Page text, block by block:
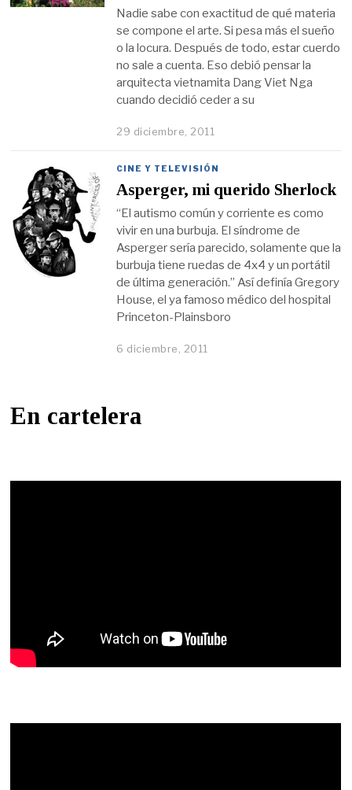
Nadie sabe con exactitud de qué materia
se compone el arte. Si pesa más el sueño
o la locura. Después de todo, estar cuerdo
no sale a cuenta. Eso debió pensar la
arquitecta vietnamita Dang Viet Nga
cuando decidió ceder a su
29 diciembre, 2011
CINE Y TELEVISIÓN
Asperger, mi querido Sherlock
“El autismo común y corriente es como
vivir en una burbuja. El síndrome de
Asperger sería parecido, solamente que la
burbuja tiene ruedas de 4x4 y un portátil
de última generación.” Así definía Gregory
House, el ya famoso médico del hospital
Princeton-Plainsboro
6 diciembre, 2011
En cartelera